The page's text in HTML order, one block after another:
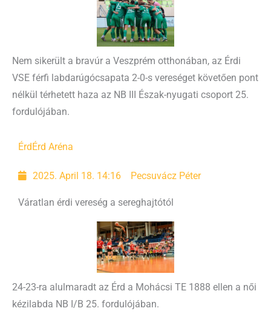
Nem sikerült a bravúr a Veszprém otthonában, az Érdi
VSE férfi labdarúgócsapata 2-0-s vereséget követően pont
nélkül térhetett haza az NB III Észak-nyugati csoport 25.
fordulójában.
Érd Érd Aréna
2025. April 18. 14:16 Pecsuvácz Péter
Váratlan érdi vereség a sereghajtótól
24-23-ra alulmaradt az Érd a Mohácsi TE 1888 ellen a női
kézilabda NB I/B 25. fordulójában.